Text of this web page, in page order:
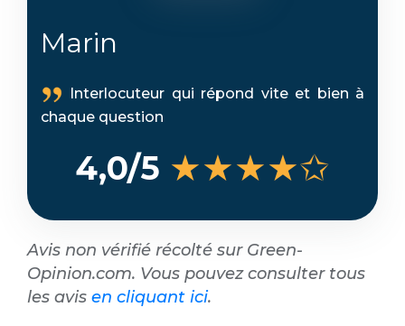
Marin
Interlocuteur qui répond vite et bien à
chaque question
4,0/5 ★★★★✩
Avis non vérifié récolté sur Green-
Opinion.com. Vous pouvez consulter tous
les avis en cliquant ici.